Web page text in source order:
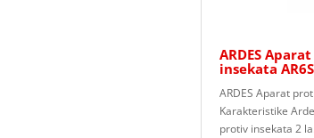
ARDES
insekata
ARDES Aparat
Karakteristike
protiv insekata 2